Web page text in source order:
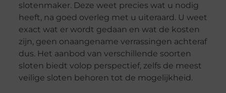
slotenmaker. Deze weet precies wat u nodig
heeft, na goed overleg met u uiteraard. U weet
exact wat er wordt gedaan en wat de kosten
zijn, geen onaangename verrassingen achteraf
dus. Het aanbod van verschillende soorten
sloten biedt volop perspectief, zelfs de meest
veilige sloten behoren tot de mogelijkheid.